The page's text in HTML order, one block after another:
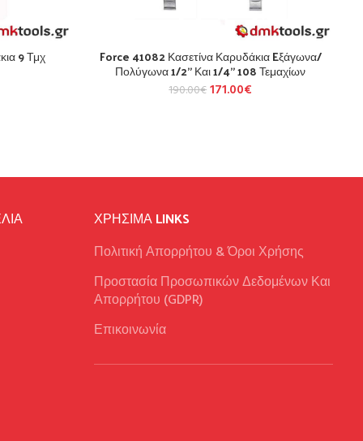
9 Τμχ Force 41082 Κασετίνα Καρυδάκια Eξάγωνα/
Πολύγωνα 1/2” Και 1/4” 108 Τεμαχίων
190.00€ 171.00€
ΧΡΉΣΙΜΑ LINKS
Πολιτική Απορρήτου & Όροι Χρήσης
Προστασία Προσωπικών Δεδομένων Και
Απορρήτου (GDPR)
Επικοινωνία